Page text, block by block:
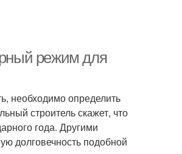
режим для
необходимо определить
строитель скажет, что
года. Другими
долговечность подобной